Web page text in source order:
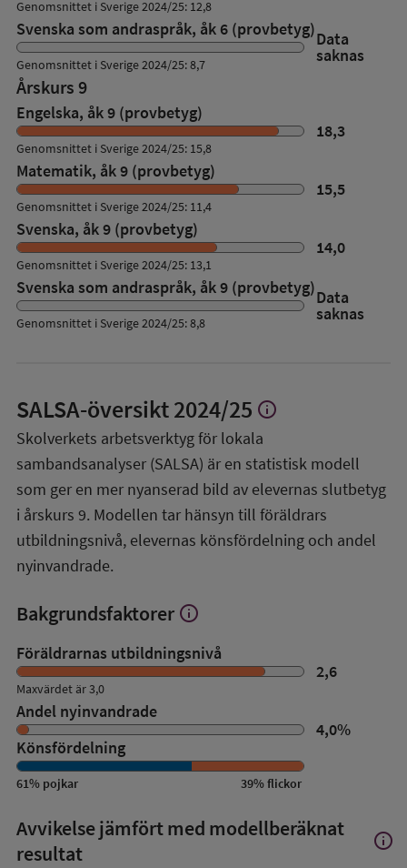
Genomsnittet i Sverige 2024/25: 12,8
Svenska som andraspråk, åk 6 (provbetyg)Data
saknas
Genomsnittet i Sverige 2024/25: 8,7
Årskurs 9
Engelska, åk 9 (provbetyg)
18,3
Genomsnittet i Sverige 2024/25: 15,8
Matematik, åk 9 (provbetyg)
15,5
Genomsnittet i Sverige 2024/25: 11,4
Svenska, åk 9 (provbetyg)
14,0
Genomsnittet i Sverige 2024/25: 13,1
Svenska som andraspråk, åk 9 (provbetyg)Data
saknas
Genomsnittet i Sverige 2024/25: 8,8
SALSA-översikt2024/25 Visa
om
SALSA-
översikt
info
Skolverkets arbetsverktyg för lokala
sambandsanalyser (SALSA) är en statistisk modell
som ger en mer nyanserad bild av elevernas slutbetyg
i årskurs 9. Modellen tar hänsyn till föräldrars
utbildningsnivå, elevernas könsfördelning och andel
nyinvandrade.
Bakgrundsfaktorer Visa
om
Bakgrundsfaktorer
info
Föräldrarnas utbildningsnivå
2,6
Maxvärdet är 3,0
Andel nyinvandrade
4,0%
Könsfördelning
61% pojkar 39%flickor
Avvikelse jämfört med modellberäknat
resultat
Visa
info